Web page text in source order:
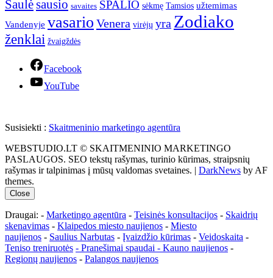
Saulėsausio savaites SPALIO sėkmę Tamsios užtemimas
Vandenyje vasario Venera virėjų yra Zodiako
ženklai žvaigždės
Facebook
YouTube
Susisiekti : Skaitmeninio marketingo agentūra
WEBSTUDIO.LT © SKAITMENINIO MARKETINGO
PASLAUGOS. SEO tekstų rašymas, turinio kūrimas, straipsnių
rašymas ir talpinimas į mūsų valdomas svetaines. | DarkNews by AF
themes.
Close
Draugai: - Marketingo agentūra - Teisinės konsultacijos - Skaidrių
skenavimas - Klaipedos miesto naujienos - Miesto
naujienos - Saulius Narbutas - Įvaizdžio kūrimas - Veidoskaita -
Teniso treniruotės - Pranešimai spaudai - Kauno naujienos -
Regionų naujienos - Palangos naujienos